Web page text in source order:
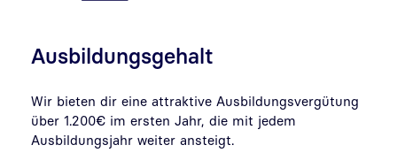
Ausbildungsgehalt
Wir bieten dir eine attraktive Ausbildungsvergütung
über 1.200€ im ersten Jahr, die mit jedem
Ausbildungsjahr weiter ansteigt.